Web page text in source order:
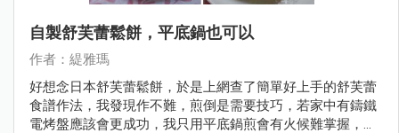
自製舒芙蕾鬆餅，平底鍋也可以
作者：緹雅瑪
好想念日本舒芙蕾鬆餅，於是上網查了簡單好上手的舒芙蕾
食譜作法，我發現作不難，煎倒是需要技巧，若家中有鑄鐵
電烤盤應該會更成功，我只用平底鍋煎會有火候難掌握，會